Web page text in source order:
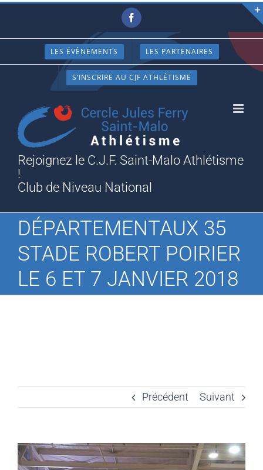
Passer
contenu
Facebook
LES ÉVÈNEMENTS LES PARTENAIRES
S’INSCRIRE AU CJF ATHLÉTISME
Rejoignez le C.J.F. Saint-Malo Athlétisme
!
Club de Niveau National
DÉPARTEMENTAUX 35
STADE ROBERT POIRIER
LE 6 ET 7 JANVIER 2018
Précédent Suivant